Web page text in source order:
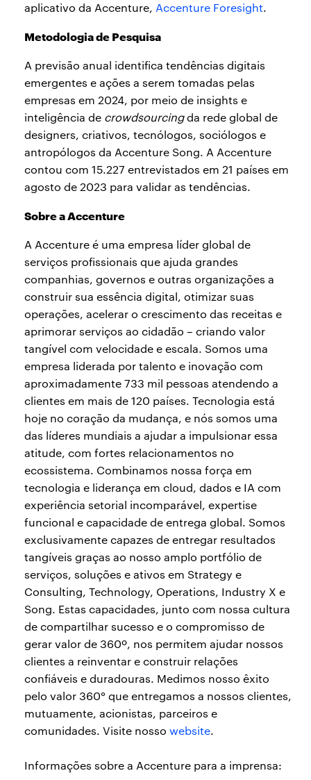
aplicativo da Accenture, Accenture Foresight.
Metodologia de Pesquisa
A previsão anual identifica tendências digitais
emergentes e ações a serem tomadas pelas
empresas em 2024, por meio de insights e
inteligência de crowdsourcingda rede global de
designers, criativos, tecnólogos, sociólogos e
antropólogos da Accenture Song. A Accenture
contou com 15.227 entrevistados em 21 países em
agosto de 2023 para validar as tendências.
Sobre a Accenture
A Accenture é uma empresa líder global de
serviços profissionais que ajuda grandes
companhias, governos e outras organizações a
construir sua essência digital, otimizar suas
operações, acelerar o crescimento das receitas e
aprimorar serviços ao cidadão – criando valor
tangível com velocidade e escala. Somos uma
empresa liderada por talento e inovação com
aproximadamente 733 mil pessoas atendendo a
clientes em mais de 120 países. Tecnologia está
hoje no coração da mudança, e nós somos uma
das líderes mundiais a ajudar a impulsionar essa
atitude, com fortes relacionamentos no
ecossistema. Combinamos nossa força em
tecnologia e liderança em cloud, dados e IA com
experiência setorial incomparável, expertise
funcional e capacidade de entrega global. Somos
exclusivamente capazes de entregar resultados
tangíveis graças ao nosso amplo portfólio de
serviços, soluções e ativos em Strategy e
Consulting, Technology, Operations, Industry X e
Song. Estas capacidades, junto com nossa cultura
de compartilhar sucesso e o compromisso de
gerar valor de 360º, nos permitem ajudar nossos
clientes a reinventar e construir relações
confiáveis e duradouras. Medimos nosso êxito
pelo valor 360° que entregamos a nossos clientes,
mutuamente, acionistas, parceiros e
comunidades. Visite nosso website.
Informações sobre a Accenture para a imprensa: